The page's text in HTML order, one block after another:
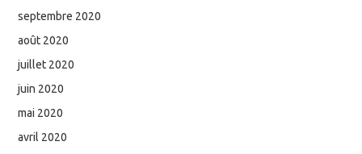
septembre 2020
août 2020
juillet 2020
juin 2020
mai 2020
avril 2020